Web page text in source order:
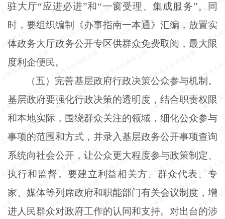
驻大厅“应进必进”和“一窗受理、集成服务”。同
时，要组织编制《办事指南一本通》汇编，放置实
体政务大厅政务公开专区供群众免费取阅，最大限
度利企便民。
（五）完善基层政府行政决策公众参与机制。
基层政府要强化行政决策的透明度，结合职责权限
和本地实际，围绕群众关注的领域，细化公众参与
事项的范围和方式，并录入基层政务公开事项查询
系统向社会公开，让公众更大程度参与政策制定、
执行和监督。要建立利益相关方、群众代表、专
家、媒体等列席政府和职能部门有关会议制度，增
进人民群众对政府工作的认同和支持。对出台的涉